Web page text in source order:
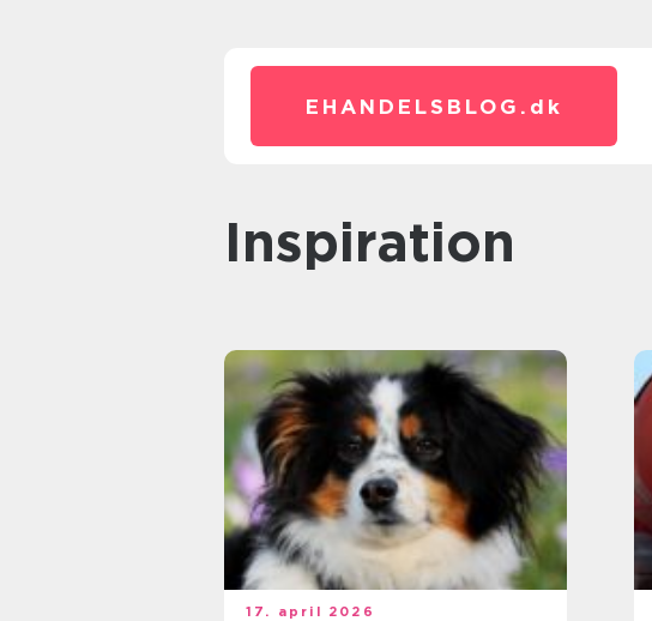
EHANDELSBLOG. dk
inspiration
17. april 2026